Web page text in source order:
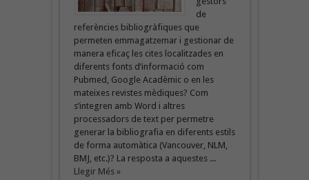
de
referències bibliogràfiques que
permeten emmagatzemar i gestionar de
manera eficaç les cites localitzades en
diferents fonts d’informació com
Pubmed, Google Acadèmic o en les
mateixes revistes mèdiques? Com
s’integren amb Word i altres
processadors de text per permetre
generar la bibliografia en diferents estils
de forma automàtica (Vancouver, NLM,
BMJ, etc.)? La resposta a aquestes ...
Llegir Més »